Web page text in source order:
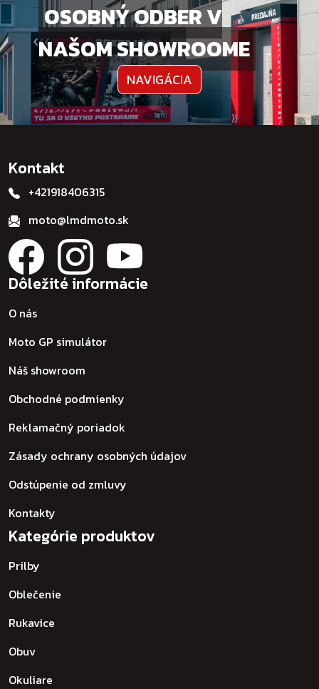
OSOBNÝ ODBER V
NAŠOM SHOWROOME
NAVIGÁCIA
Kontakt
+421918406315
moto@lmdmoto.sk
Dôležité informácie
O nás
Moto GP simulátor
Náš showroom
Obchodné podmienky
Reklamačný poriadok
Zásady ochrany osobných údajov
Odstúpenie od zmluvy
Kontakty
Kategórie produktov
Prilby
Oblečenie
Rukavice
Obuv
Okuliare